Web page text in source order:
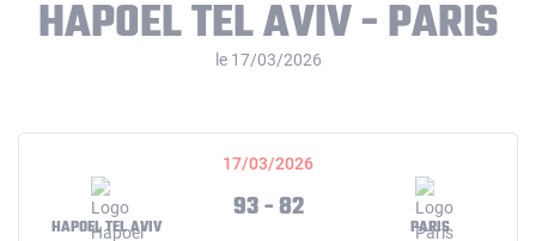
HAPOEL TEL AVIV - PARIS
le 17/03/2026
17/03/2026
HAPOEL TEL AVIV
93 - 82
PARIS